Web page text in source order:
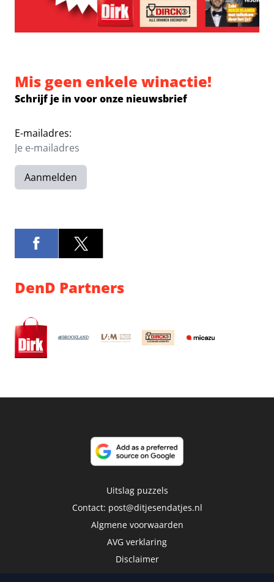
Mis geen enkele winactie!
Schrijf je in voor onze nieuwsbrief
E-mailadres:
Aanmelden
DenD Partners
Uitslag puzzels
Contact: post@ditjesendatjes.nl
Algmene voorwaarden
AVG verklaring
Disclaimer